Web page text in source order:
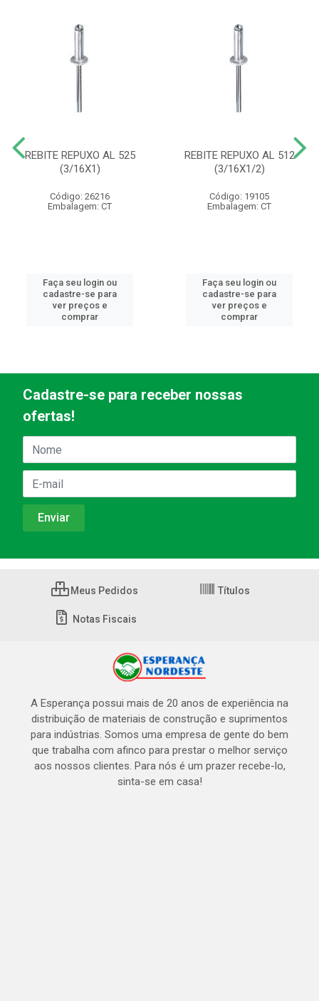
REBITE REPUXO AL 525
(3/16X1)
Código: 26216
Embalagem: CT
Faça seu login ou
cadastre-se para
ver preços e
comprar
REBITE REPUXO AL 512
(3/16X1/2)
Código: 19105
Embalagem: CT
Faça seu login ou
cadastre-se para
ver preços e
comprar
Cadastre-se para receber nossas
ofertas!
Meus Pedidos Títulos
Notas Fiscais
A Esperança possui mais de 20 anos de experiência na
distribuição de materiais de construção e suprimentos
para indústrias. Somos uma empresa de gente do bem
que trabalha com afinco para prestar o melhor serviço
aos nossos clientes. Para nós é um prazer recebe-lo,
sinta-se em casa!